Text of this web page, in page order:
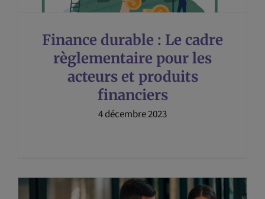
Finance durable : Le cadre
règlementaire pour les
acteurs et produits
financiers
4 décembre 2023